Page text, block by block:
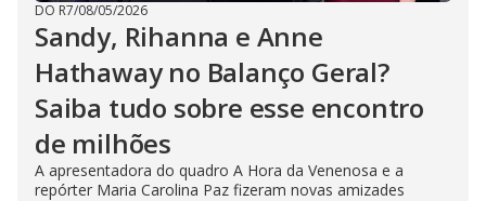
DO R7/08/05/2026
Sandy, Rihanna e Anne
Hathaway no Balanço Geral?
Saiba tudo sobre esse encontro
de milhões
A apresentadora do quadro A Hora da Venenosa e a
repórter Maria Carolina Paz fizeram novas amizades